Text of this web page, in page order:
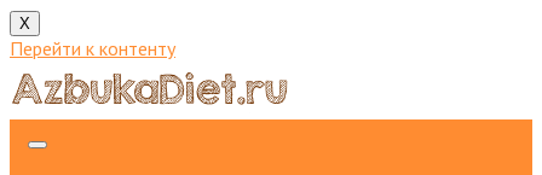
X
Перейти к контенту